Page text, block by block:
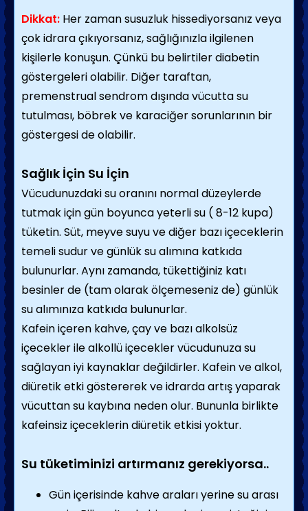
Dikkat: Her zaman susuzluk hissediyorsanız veya
çok idrara çıkıyorsanız, sağlığınızla ilgilenen
kişilerle konuşun. Çünkü bu belirtiler diabetin
göstergeleri olabilir. Diğer taraftan,
premenstrual sendrom dışında vücutta su
tutulması, böbrek ve karaciğer sorunlarının bir
göstergesi de olabilir.
Sağlık İçin Su İçin
Vücudunuzdaki su oranını normal düzeylerde
tutmak için gün boyunca yeterli su ( 8-12 kupa)
tüketin. Süt, meyve suyu ve diğer bazı içeceklerin
temeli sudur ve günlük su alımına katkıda
bulunurlar. Aynı zamanda, tükettiğiniz katı
besinler de (tam olarak ölçemeseniz de) günlük
su alımınıza katkıda bulunurlar.
Kafein içeren kahve, çay ve bazı alkolsüz
içecekler ile alkollü içecekler vücudunuza su
sağlayan iyi kaynaklar değildirler. Kafein ve alkol,
diüretik etki göstererek ve idrarda artış yaparak
vücuttan su kaybına neden olur. Bununla birlikte
kafeinsiz içeceklerin diüretik etkisi yoktur.
Su tüketiminizi artırmanız gerekiyorsa..
Gün içerisinde kahve araları yerine su arası